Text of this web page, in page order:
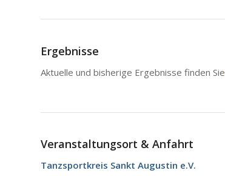
Ergebnisse
Aktuelle und bisherige Ergebnisse finden Sie
Veranstaltungsort & Anfahrt
Tanzsportkreis Sankt Augustin e.V.